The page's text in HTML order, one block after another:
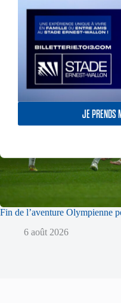
JE PRENDS
Fin de l’aventure Olympienne
6 août 2026